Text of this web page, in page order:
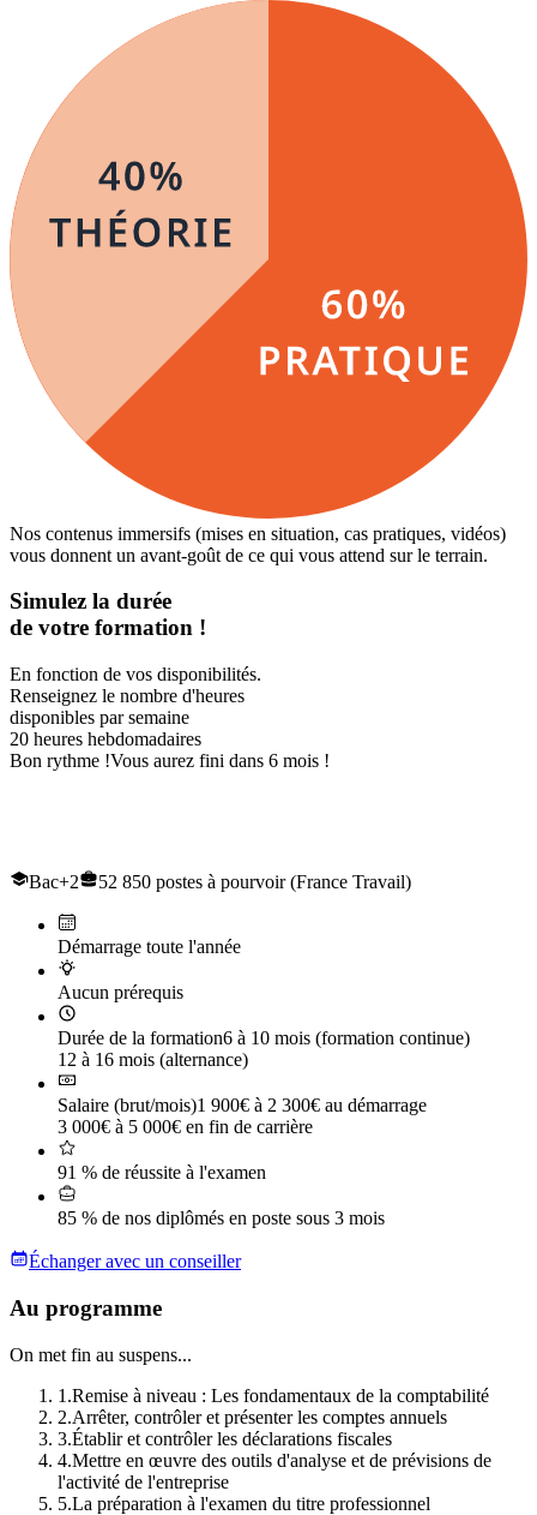
Nos contenus immersifs (mises en situation, cas pratiques, vidéos)
vous donnent un avant-goût de ce qui vous attend sur le terrain.
Simulez la durée
de votre formation !
En fonction de vos disponibilités.
Renseignez le nombre d'heures
disponibles par semaine
20 heures hebdomadaires
Bon rythme !Vous aurez fini dans 6 mois !
Bac+2 52 850 postes à pourvoir (France Travail)
Démarrage toute l'année
Aucun prérequis
Durée de la formation6 à 10 mois (formation continue)
12 à 16 mois (alternance)
Salaire (brut/mois)1 900€ à 2 300€ au démarrage
3 000€ à 5 000€ en fin de carrière
91 % de réussite à l'examen
85 % de nos diplômés en poste sous 3 mois
Échanger avec un conseiller
Au programme
On met fin au suspens...
1 .Remise à niveau : Les fondamentaux de la comptabilité
2.Arrêter, contrôler et présenter les comptes annuels
3.Établir et contrôler les déclarations fiscales
4.Mettre en œuvre des outils d'analyse et de prévisions de
l'activité de l'entreprise
5.La préparation à l'examen du titre professionnel